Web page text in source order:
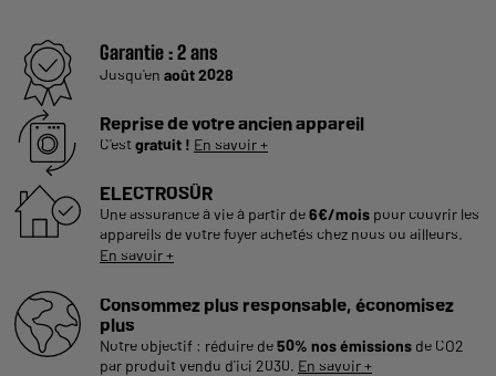
Garantie :2 ans
Jusqu'en août 2028
Reprise de votre ancien appareil
C'estgratuit ! En savoir +
ELECTROSÛR
Une assurance à vie à partir de6€/mois pour couvrir les
appareils de votre foyer achetés chez nous ou ailleurs.
En savoir +
Consommez plus responsable, économisez
plus
Notre objectif : réduire de50% nos émissions de CO2
par produit vendu d'ici 2030. En savoir +